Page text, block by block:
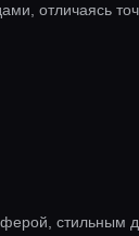
отличаясь
стильным